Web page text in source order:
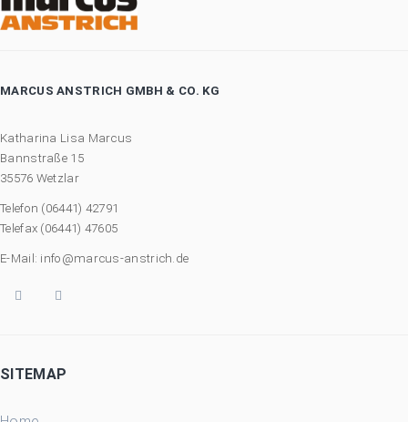
MARCUS ANSTRICH GMBH & CO. KG
Katharina Lisa Marcus
Bannstraße 15
35576 Wetzlar
Telefon (06441) 42791
Telefax (06441) 47605
E-Mail: info@marcus-anstrich.de
SITEMAP